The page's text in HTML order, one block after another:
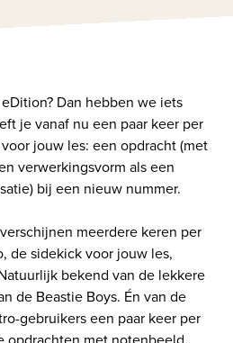
Dan hebben we iets
je vanaf nu een paar keer per
jouw les: een opdracht (met
verwerkingsvorm als een
bij een nieuw nummer.
meerdere keren per
de sidekick voor jouw les,
bekend van de lekkere
de Beastie Boys. Én van de
gebruikers een paar keer per